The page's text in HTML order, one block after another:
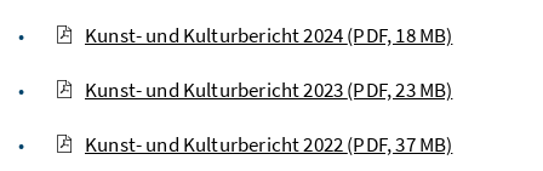
Kunst- und Kulturbericht 2024(PDF, 18 MB)
Kunst- und Kulturbericht 2023(PDF, 23 MB)
Kunst- und Kulturbericht 2022(PDF, 37 MB)